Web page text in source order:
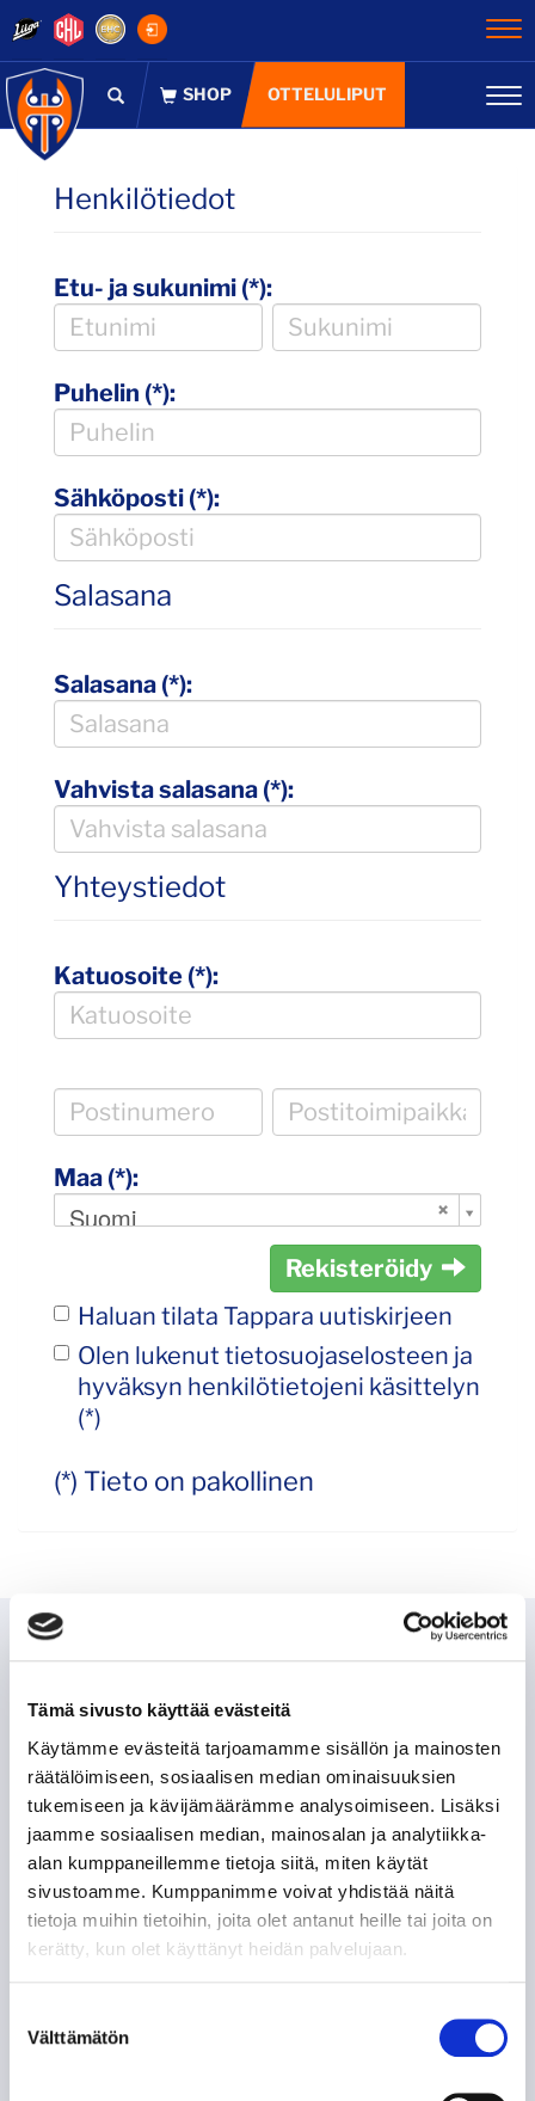
Tämä sivusto käyttää evästeitä
Käytämme evästeitä tarjoamamme sisällön ja mainosten
räätälöimiseen, sosiaalisen median ominaisuuksien
tukemiseen ja kävijämäärämme analysoimiseen. Lisäksi
jaamme sosiaalisen median, mainosalan ja analytiikka-
alan kumppaneillemme tietoja siitä, miten käytät
sivustoamme. Kumppanimme voivat yhdistää näitä
tietoja muihin tietoihin, joita olet antanut heille tai joita on
kerätty, kun olet käyttänyt heidän palvelujaan.
valinta
Välttämätön
OTTELULIPUT
Henkilötiedot
Etu- ja sukunimi (*):
Puhelin (*):
Sähköposti (*):
Salasana
Salasana (*):
Vahvista salasana (*):
Yhteystiedot
Katuosoite (*):
Maa (*):
Suomi
Rekisteröidy
Haluan tilata Tappara uutiskirjeen
Olen lukenut tietosuojaselosteen ja
hyväksyn henkilötietojeni käsittelyn
(*)
(*) Tieto on pakollinen